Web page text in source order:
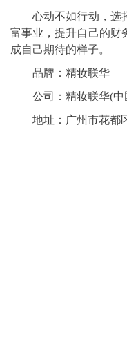
心动不如行动，选择
富事业，提升自己的财
成自己期待的样子。
品牌：精妆联华
公司：精妆联华(中
地址：广州市花都区